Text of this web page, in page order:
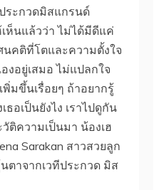
ระกวดมิสแกรนด์
ห็นแล้วว่า ไม่ได้มีดีแค่
คติที่โตและความตั้งใจ
งอยู่เสมอ ไม่แปลกใจ
มขึ้นเรื่อยๆ ถ้าอยากรู้
ธอเป็นยังไง เราไปดูกัน
ติความเป็นมา น้องเฮ
Sarakan สาวสวยลูก
าจากเวทีประกวด มิส